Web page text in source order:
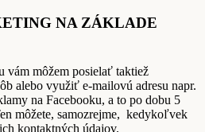
NA ZÁKLADE
vám môžem posielať taktiež
alebo využiť e-mailovú adresu napr.
na Facebooku, a to po dobu 5
môžete, samozrejme, kedykoľvek
kontaktných údajov.